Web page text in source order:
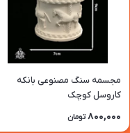
مجسمه سنگ مصنوعی بانکه
کاروسل کوچک
800,000 تومان